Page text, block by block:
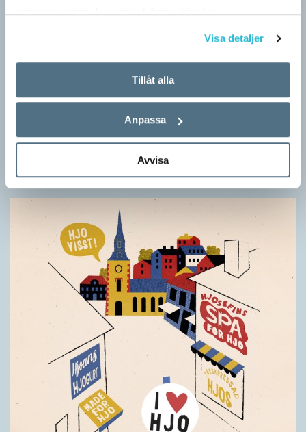
Visa detaljer
Tillåt alla
Anpassa
Avvisa
Särskolan byter namn
Grundsärskola byter namn till anpassad grundskola och
gymnasiesärskolan till anpassad gymnasieskola. En som har